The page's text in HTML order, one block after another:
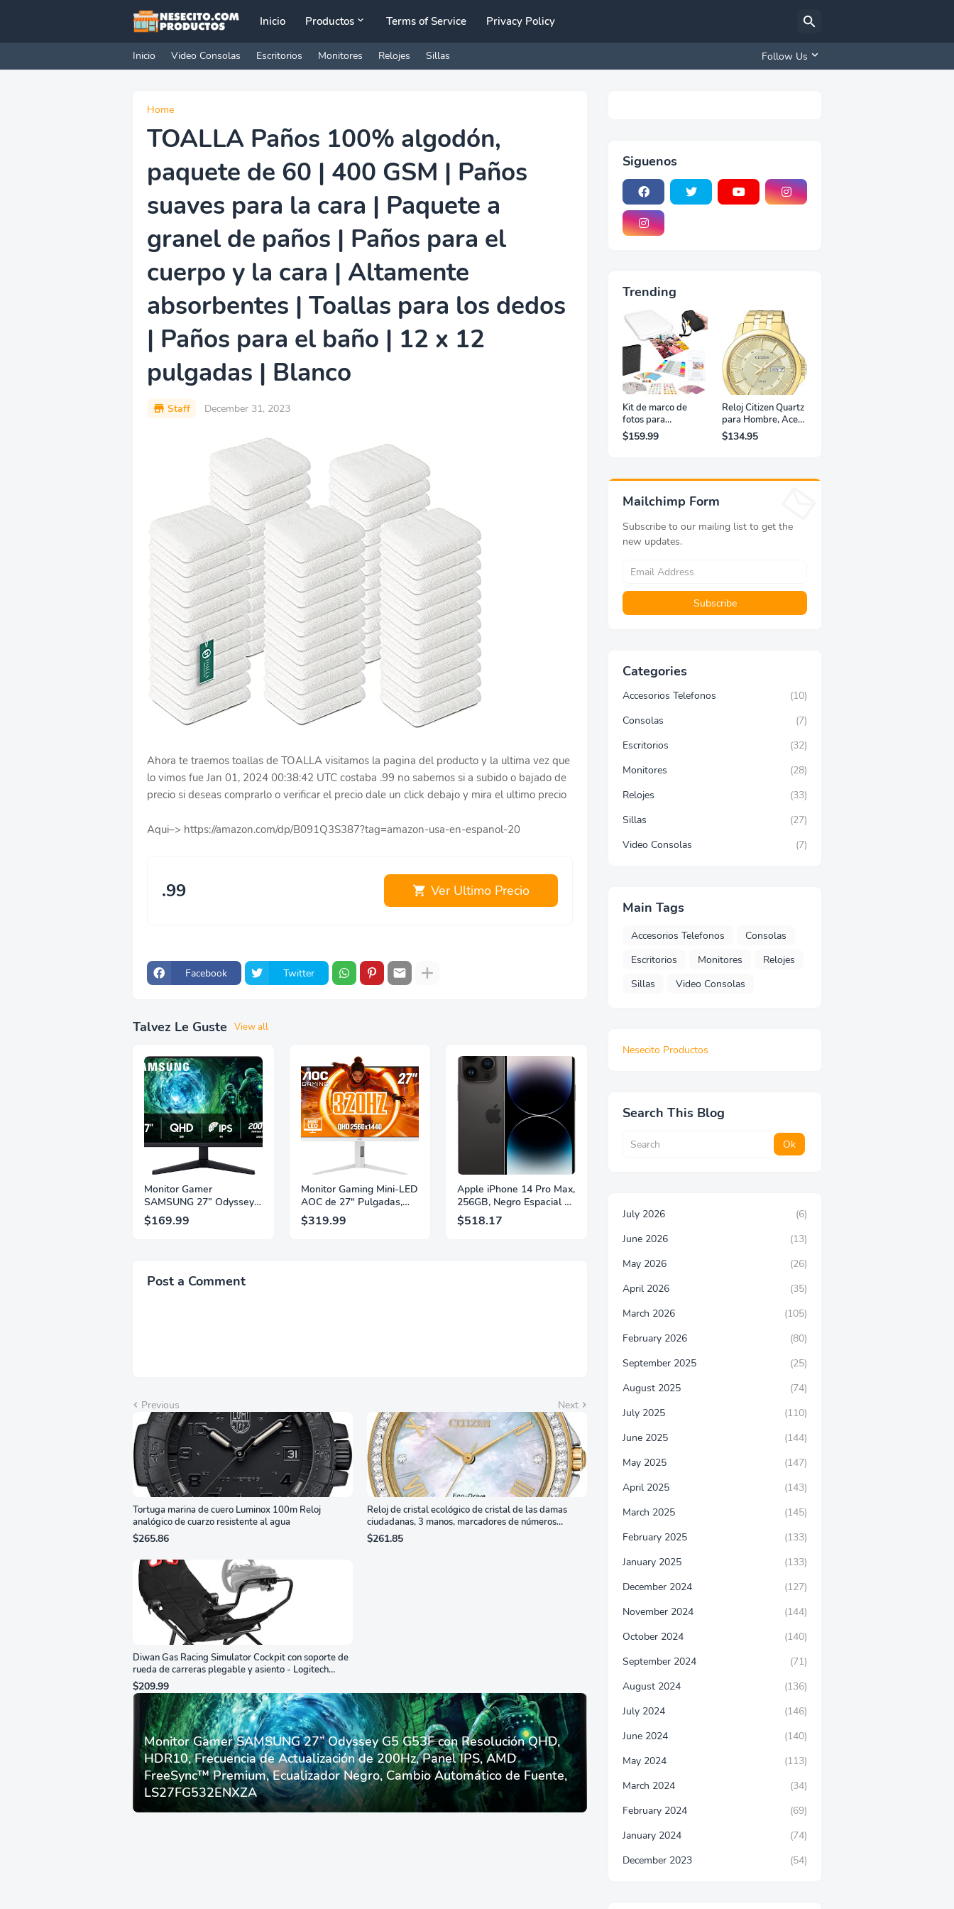
Inicio Productos Terms of Service Privacy Policy
Inicio Video Consolas Escritorios Monitores Relojes Sillas Follow Us
Home
TOALLA Paños 100% algodón,
paquete de 60 | 400 GSM | Paños
suaves para la cara | Paquete a
granel de paños | Paños para el
cuerpo y la cara | Altamente
absorbentes | Toallas para los dedos
| Paños para el baño | 12 x 12
pulgadas | Blanco
Staff December 31, 2023
Ahora te traemos toallas de TOALLA visitamos la pagina del producto y la ultima vez que
lo vimos fue Jan 01, 2024 00:38:42 UTC costaba .99 no sabemos si a subido o bajado de
precio si deseas comprarlo o verificar el precio dale un click debajo y mira el ultimo precio
Aqui–> https://amazon.com/dp/B091Q3S387?tag=amazon-usa-en-espanol-20
.99 Ver Ultimo Precio
Facebook Twitter
Talvez Le Guste View all
Monitor Gamer
SAMSUNG 27” Odyssey
G5 G53F con Resolución
QHD, HDR10, Frecuencia
Ecualizador Negro,
$169.99
Monitor Gaming Mini-LED
AOC de 27" Pulgadas,
QHD 2560×1440, 320Hz,
1ms GtG, DisplayHDR,
$319.99
Apple iPhone 14 Pro Max,
256GB, Negro Espacial -
Desbloqueado
(Renovado)
$518.17
Post a Comment
Previous Next
Tortuga marina de cuero Luminox 100m Reloj
analógico de cuarzo resistente al agua
$265.86
Reloj de cristal ecológico de cristal de las damas
ciudadanas, 3 manos, marcadores de números
romanos, dial de nácar
$261.85
Diwan Gas Racing Simulator Cockpit con soporte de
rueda de carreras plegable y asiento - Logitech
G29/920/923/27/25, Thrustmaster
T248/X/T300RS/T150/458/TX
$209.99
Monitor Gamer SAMSUNG 27” Odyssey G5 G53F con Resolución QHD,
HDR10, Frecuencia de Actualización de 200Hz, Panel IPS, AMD
FreeSync™ Premium, Ecualizador Negro, Cambio Automático de Fuente,
LS27FG532ENXZA
Siguenos
Trending
Kit de marco de
fotos para
impresora portátil
de fotografías y
$159.99
Reloj Citizen Quartz
para Hombre, Acero
Inoxidable, Clásico,
Dorado
$134.95
Mailchimp Form
Subscribe to our mailing list to get the
new updates.
Categories
Accesorios Telefonos
(10)
Consolas
(7)
Escritorios
(32)
Monitores
(28)
Relojes
(33)
Sillas
(27)
Video Consolas
(7)
Main Tags
Accesorios Telefonos
Consolas
Escritorios
Monitores
Relojes
Sillas
Video Consolas
Nesecito Productos
Search This Blog
July 2026
(6)
June 2026
(13)
May 2026
(26)
April 2026
(35)
March 2026
(105)
February 2026
(80)
September 2025
(25)
August 2025
(74)
July 2025
(110)
June 2025
(144)
May 2025
(147)
April 2025
(143)
March 2025
(145)
February 2025
(133)
January 2025
(133)
December 2024
(127)
November 2024
(144)
October 2024
(140)
September 2024
(71)
August 2024
(136)
July 2024
(146)
June 2024
(140)
May 2024
(113)
March 2024
(34)
February 2024
(69)
January 2024
(74)
December 2023
(54)